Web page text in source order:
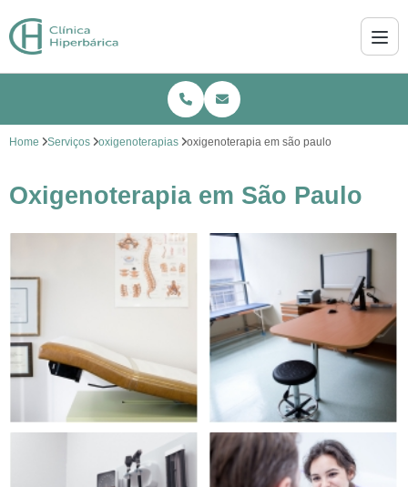
Home Serviços oxigenoterapias oxigenoterapia em são paulo
Oxigenoterapia em São Paulo